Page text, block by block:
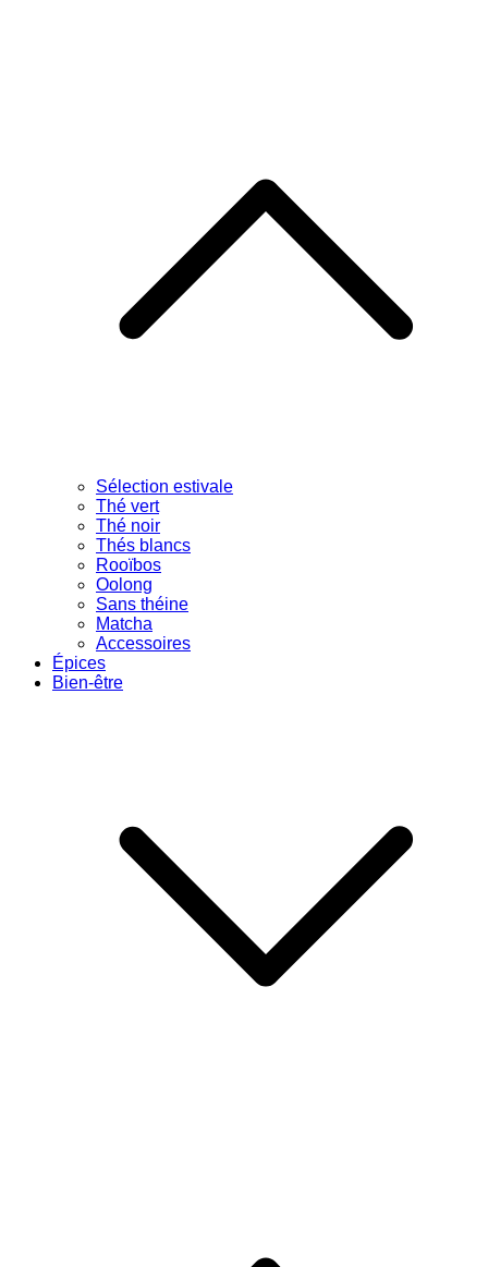
Sélection estivale
Thé vert
Thé noir
Thés blancs
Rooïbos
Oolong
Sans théine
Matcha
Accessoires
Épices
Bien-être